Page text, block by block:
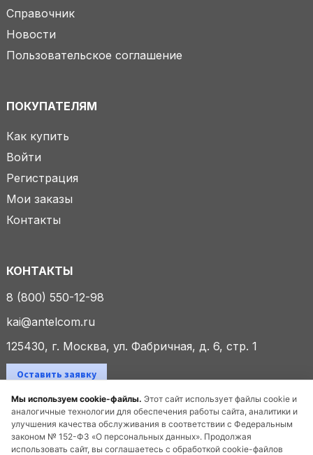
Мы используем cookie-файлы. Этот сайт использует файлы cookie и
аналогичные технологии для обеспечения работы сайта, аналитики и
улучшения качества обслуживания в соответствии с Федеральным
законом № 152-ФЗ «О персональных данных». Продолжая
использовать сайт, вы соглашаетесь с обработкой cookie-файлов
Справочник
Новости
Пользовательское соглашение
ПОКУПАТЕЛЯМ
Как купить
Войти
Регистрация
Мои заказы
Контакты
КОНТАКТЫ
8 (800) 550-12-98
kai@antelcom.ru
125430, г. Москва, ул. Фабричная, д. 6, стр. 1
Оставить заявку
© 2025 ООО «Антелком». Все права защищены.